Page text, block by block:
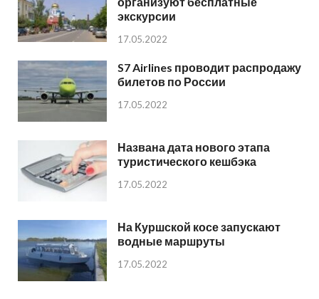
экскурсии
17.05.2022
S7 Airlines проводит распродажу
билетов по России
17.05.2022
Названа дата нового этапа
туристического кешбэка
17.05.2022
На Куршской косе запускают
водные маршруты
17.05.2022